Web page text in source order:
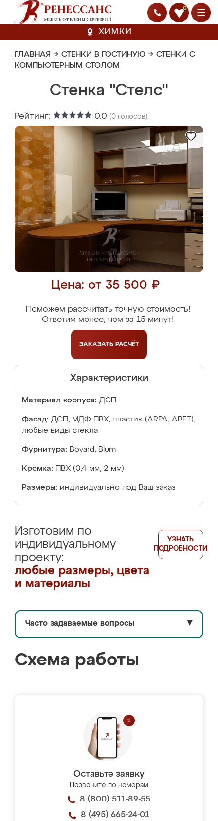
0
ХИМКИ
ГЛАВНАЯ → СТЕНКИ В ГОСТИНУЮ → СТЕНКИ С
КОМПЬЮТЕРНЫМ СТОЛОМ
Стенка "Стелс"
Рейтинг: 0.0 (0 голосов)
Цена: от 35 500 ₽
Поможем рассчитать точную стоимость!
Ответим менее, чем за 15 минут!
ЗАКАЗАТЬ РАСЧЁТ
Характеристики
Материал корпуса: ДСП
Фасад: ДСП, МДФ ПВХ, пластик (ARPA, ABET),
любые виды стекла
Фурнитура: Boyard, Blum
Кромка: ПВХ (0,4 мм, 2 мм)
Размеры: индивидуально под Ваш заказ
Изготовим по
индивидуальному
проекту:
любые размеры, цвета
и материалы
УЗНАТЬ
ПОДРОБНОСТИ
Часто задаваемые вопросы ▼
Схема работы
Оставьте заявку
Позвоните по номерам
8 (800) 511-89-55
8 (495) 665-24-01